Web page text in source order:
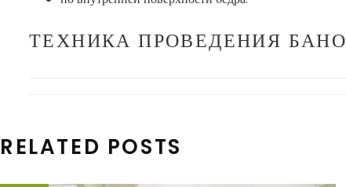
ТЕХНИКА ПРОВЕДЕНИЯ
RELATED POSTS